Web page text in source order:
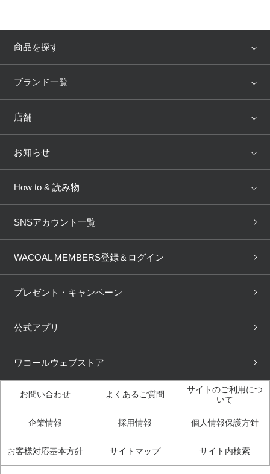
ワコールサイズオーダー
YOJOY
アツコマタノ
商品を探す
アイテム
トピックス
ブランド一覧
WACOAL
AMPHI une nana cool
OUR WACOAL
WACOAL Remamma Mens Innerwear
Licensed Brands
店舗
店舗を探す
ブラ無料診断
3Dボディスキャン
お知らせ
新着情報
商品回収
ニュース＆トピックス
How to & 読み物
下着の基礎知識
ブラパン ワコールスタイル
大人の工場見学inベトナム
人間科学研究開発センター見
学
ガイド（マンガ）
3Dボディスキャン体験（マ
SNSアカウント一覧
WACOAL MEMBERS登録＆ログイン
プレゼント・キャンペーン
公式アプリ
ワコールウェブストア
お問い合わせ よくあるご質問
サイトのご利用につ
いて
企業情報 採用情報 個人情報保護方針
お客様対応基本方針 サイトマップ サイト内検索